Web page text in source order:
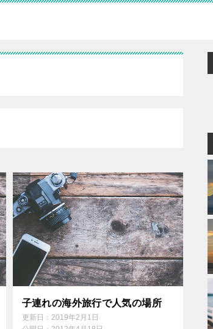
子連れの海外旅行で人気の場所
更新日： 2019年2月1日